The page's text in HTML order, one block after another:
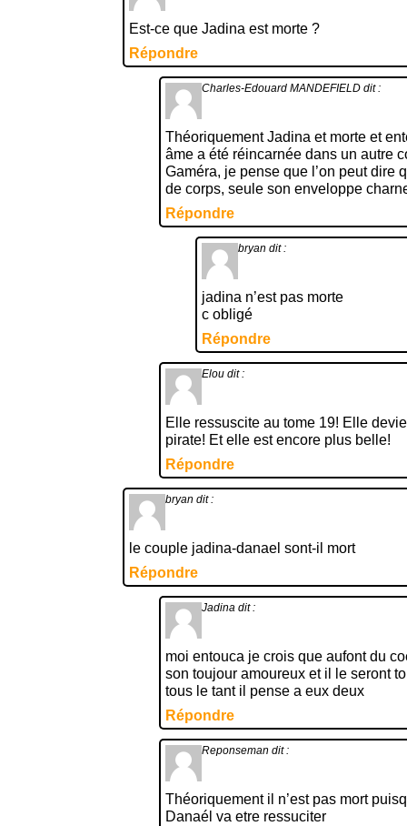
Est-ce que Jadina est morte ?
Répondre
Charles-Edouard MANDEFIELD dit :
Théoriquement Jadina et morte et
âme a été réincarnée dans un autre
Gaméra, je pense que l’on peut dire
de corps, seule son enveloppe
Répondre
bryan dit :
jadina n’est pas morte
c obligé
Répondre
Elou dit :
Elle ressuscite au tome 19! Elle
pirate! Et elle est encore plus belle!
Répondre
bryan dit :
le couple jadina-danael sont-il mort
Répondre
Jadina dit :
moi entouca je crois que aufont du
son toujour amoureux et il le seront
tous le tant il pense a eux deux
Répondre
Reponseman dit :
Théoriquement il n’est pas mort
Danaél va etre ressuciter